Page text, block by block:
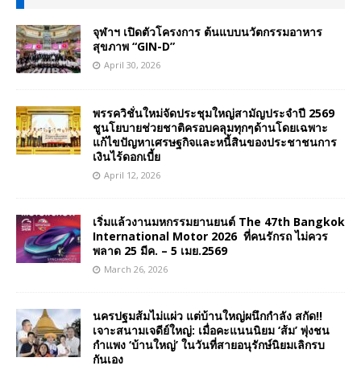
จุฬาฯ เปิดตัวโครงการ ต้นแบบนวัตกรรมอาหาร
สุขภาพ “GIN-D”
April 30, 2026
พรรควิชั่นใหม่จัดประชุมใหญ่สามัญประจำปี 2569
ชูนโยบายช่วยชาติครอบคลุมทุกๆด้านโดยเฉพาะ
แก้ไขปัญหาเศรษฐกิจและหนี้สินของประชาชนการ
เงินไร้ดอกเบี้ย
April 12, 2026
เริ่มแล้วงานมหกรรมยานยนต์ The 47th Bangkok
International Motor 2026 ที่คนรักรถ ไม่ควร
พลาด 25 มีค. – 5 เมย.2569
March 26, 2026
นครปฐมส้มไม่แผ่ว แต่บ้านใหญ่ผนึกกำลัง สกัด!!
เจาะสนามเจดีย์ใหญ่: เมื่อคะแนนนิยม ‘ส้ม’ พุ่งชน
กำแพง ‘บ้านใหญ่’ ในวันที่สายอนุรักษ์นิยมเลิกรบ
กันเอง